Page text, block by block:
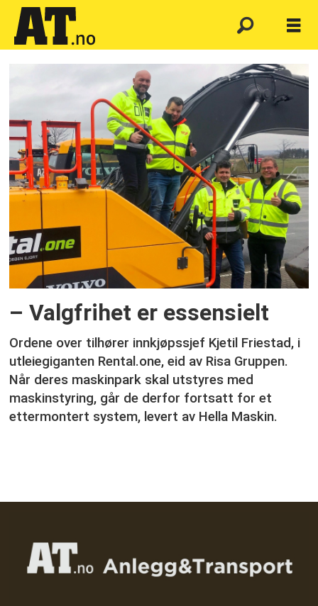
hella
maskin
– Valgfrihet er essensielt
Ordene over tilhører innkjøpssjef Kjetil Friestad, i
utleiegiganten Rental.one, eid av Risa Gruppen.
Når deres maskinpark skal utstyres med
maskinstyring, går de derfor fortsatt for et
ettermontert system, levert av Hella Maskin.